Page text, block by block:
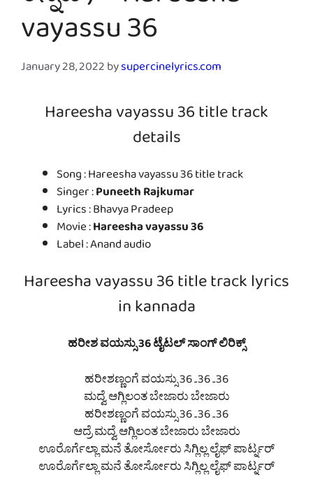
vayassu 36
January 28, 2022bysupercinelyrics.com
Hareesha vayassu 36 title track
details
Song : Hareesha vayassu 36 title track
Singer :Puneeth Rajkumar
Lyrics : Bhavya Pradeep
Movie :Hareesha vayassu 36
Label : Anand audio
Hareesha vayassu 36 title track lyrics
in kannada
ಹರೀಶ ವಯಸ್ಸು 36 ಟೈಟಲ್ ಸಾಂಗ್ ಲಿರಿಕ್ಸ್
ಹರೀಶಣ್ಣಂಗೆ ವಯಸ್ಸು 36 ..36 ..36
ಮದ್ವೆ ಆಗ್ಲಿಲಂತ ಬೇಜಾರು ಬೇಜಾರು
ಹರೀಶಣ್ಣಂಗೆ ವಯಸ್ಸು 36 ..36 ..36
ಆದ್ರೆ ಮದ್ವೆ ಆಗ್ಲಿಲಂತ ಬೇಜಾರು ಬೇಜಾರು
ಊರೊರ್ಗೆಲ್ಲಾ ಮನೆ ತೋರ್ಸೋರು ಸಿಗ್ಲಿಲ್ಲ ಲೈಫ್ ಪಾರ್ಟ್ನರ್
ಊರೊರ್ಗೆಲ್ಲಾ ಮನೆ ತೋರ್ಸೋರು ಸಿಗ್ಲಿಲ್ಲ ಲೈಫ್ ಪಾರ್ಟ್ನರ್